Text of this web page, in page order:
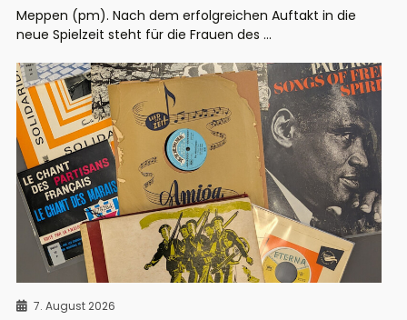
Meppen (pm). Nach dem erfolgreichen Auftakt in die
neue Spielzeit steht für die Frauen des ...
7. August 2026